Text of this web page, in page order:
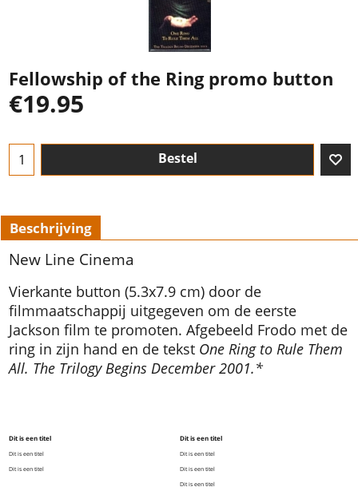
Fellowship of the Ring promo button
€19.95
Bestel
Beschrijving
New Line Cinema
Vierkante button (5.3x7.9 cm) door de
filmmaatschappij uitgegeven om de eerste
Jackson film te promoten. Afgebeeld Frodo met de
ring in zijn hand en de tekst One Ring to Rule Them
All. The Trilogy Begins December 2001.*
Dit is een titel
Dit is een titel
Dit is een titel
Dit is een titel
Dit is een titel
Dit is een titel
Dit is een titel